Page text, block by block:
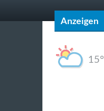
Anzeigen
15°